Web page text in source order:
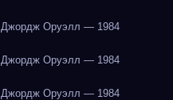
Джордж Оруэлл — 1984
Джордж Оруэлл — 1984
Джордж Оруэлл — 1984